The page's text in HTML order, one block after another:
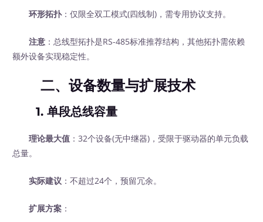
环形拓扑：仅限全双工模式(四线制)，需专用协议支持。
注意 ：总线型拓扑是RS-485标准推荐结构，其他拓扑需依赖
额外设备实现稳定性。
二、设备数量与扩展技术
1. 单段总线容量
理论最大值 ：32个设备(无中继器)，受限于驱动器的单元负载
总量。
实际建议 ：不超过24个，预留冗余。
扩展方案 ：